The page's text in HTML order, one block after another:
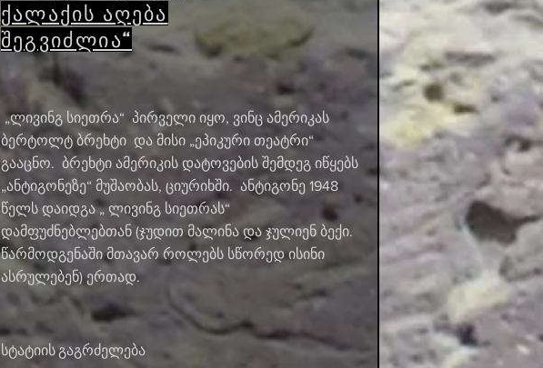
ქალაქის აღება
შეგვიძლია“
„ლივინგ სიეთრა“ პირველი იყო, ვინც ამერიკას
ბერტოლტ ბრეხტი და მისი „ეპიკური თეატრი“
გააცნო. ბრეხტი ამერიკის დატოვების შემდეგ იწყებს
„ანტიგონეზე“ მუშაობას, ციურიხში. ანტიგონე 1948
წელს დაიდგა „ ლივინგ სიეთრას“
დამფუძნებლებთან (ჯუდით მალინა და ჯულიენ ბექი.
წარმოდგენაში მთავარ როლებს სწორედ ისინი
ასრულებენ) ერთად.
სტატიის გაგრძელება